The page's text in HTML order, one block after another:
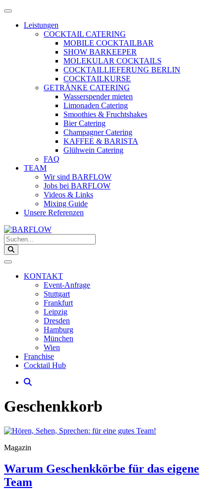
Zum
springen
Menü
öffnenLeistungen
COCKTAIL CATERING
MOBILE COCKTAILBAR
SHOW BARKEEPER
MOLEKULAR COCKTAILS
COCKTAILLIEFERUNG BERLIN
COCKTAILKURSE
GETRÄNKE CATERING
Wasserspender mieten
Limonaden Catering
Smoothies & Fruchtshakes
Bier Catering
Champagner Catering
KAFFEE & BARISTA
Glühwein Catering
FAQ
TEAM
Wir sind BARFLOW
Jobs bei BARFLOW
Videos & Links
Mixing Guide
Unsere Referenzen
Suchen...
KONTAKT
Event-Anfrage
Stuttgart
Frankfurt
Leipzig
Dresden
Hamburg
München
Wien
Franchise
Cocktail Hub
Geschenkkorb
Magazin
Warum Geschenkkörbe für das eigene
Team